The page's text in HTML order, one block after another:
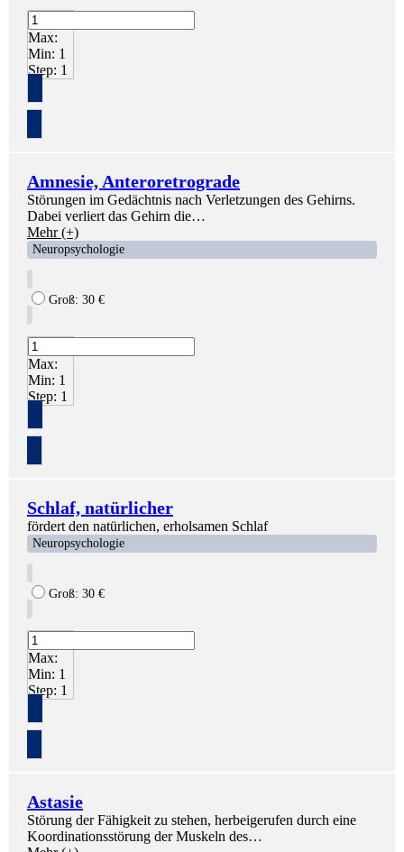
Max:
Min: 1
Step: 1
+
Amnesie, Anteroretrograde
Störungen im Gedächtnis nach Verletzungen des Gehirns.
Dabei verliert das Gehirn die…
Mehr (+)
Neuropsychologie
Groß: 30 €
Max:
Min: 1
Step: 1
+
Schlaf, natürlicher
fördert den natürlichen, erholsamen Schlaf
Neuropsychologie
Groß: 30 €
Max:
Min: 1
Step: 1
+
Astasie
Störung der Fähigkeit zu stehen, herbeigerufen durch eine
Koordinationsstörung der Muskeln des…